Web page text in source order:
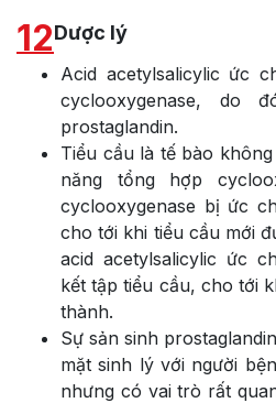
12Dược lý
Acid acetylsalicylic ức
cyclooxygenase,
prostaglandin.
Tiểu cầu là tế bào
năng tổng hợp
cyclooxygenase bị ức
cho tới khi tiểu cầu mới
acid acetylsalicylic ức
kết tập tiểu cầu, cho tới
thành.
Sự sản sinh
mặt sinh lý với người
nhưng có vai trò rất